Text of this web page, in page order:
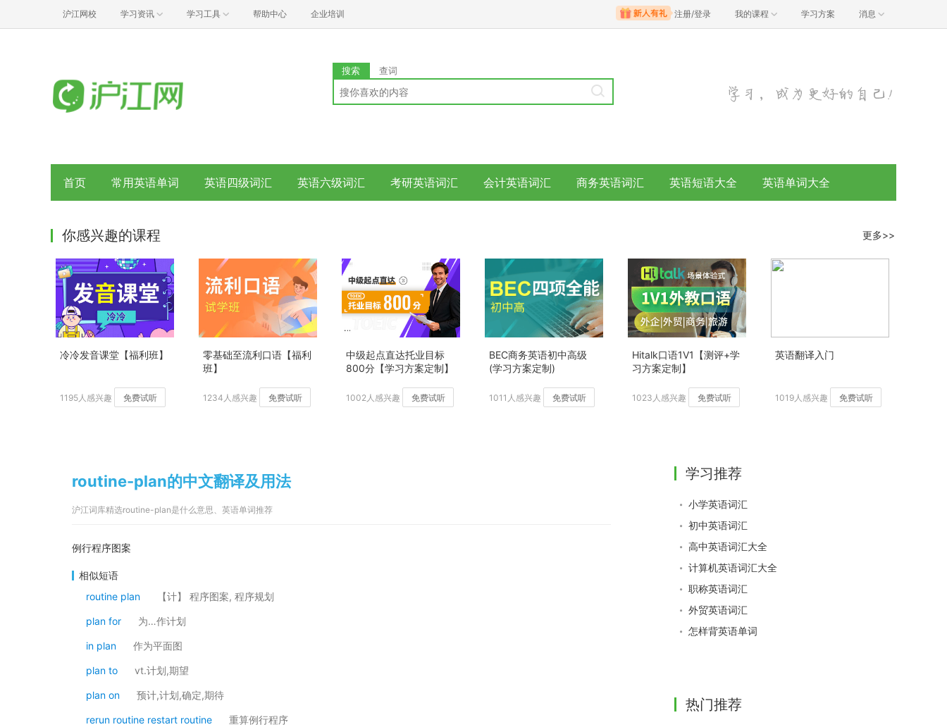
沪江网校 学习资讯 学习工具 帮助中心 企业培训 注册/登录 我的课程 学习方案 消息
搜索 查词
首页 常用英语单词 英语四级词汇 英语六级词汇 考研英语词汇 会计英语词汇 商务英语词汇 英语短语大全 英语单词大全
你感兴趣的课程 更多>>
冷冷发音课堂【福利班】
1195人感兴趣 免费试听
零基础至流利口语【福利
班】
1234人感兴趣 免费试听
中级起点直达托业目标
800分【学习方案定制】
1002人感兴趣 免费试听
BEC商务英语初中高级
(学习方案定制)
1011人感兴趣 免费试听
Hitalk口语1V1【测评+学
习方案定制】
1023人感兴趣 免费试听
英语翻译入门
1019人感兴趣 免费试听
routine-plan的中文翻译及用法
沪江词库精选routine-plan是什么意思、英语单词推荐
例行程序图案
相似短语
routine plan
【计】 程序图案, 程序规划
plan for 为…作计划
in plan 作为平面图
plan to vt.计划,期望
plan on 预计,计划,确定,期待
rerun routine restart routine 重算例行程序
学习推荐
小学英语词汇
初中英语词汇
高中英语词汇大全
计算机英语词汇大全
职称英语词汇
外贸英语词汇
怎样背英语单词
热门推荐